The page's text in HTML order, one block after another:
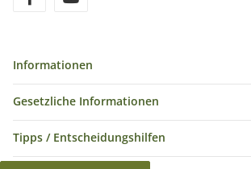
Informationen
Gesetzliche Informationen
Tipps / Entscheidungshilfen